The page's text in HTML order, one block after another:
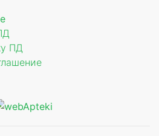
ПД